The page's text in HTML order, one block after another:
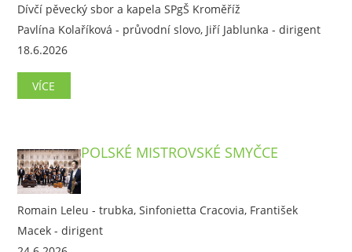
Dívčí pěvecký sbor a kapela SPgŠ Kroměříž
Pavlína Kolaříková - průvodní slovo, Jiří Jablunka - dirigent
18.6.2026
VÍCE
POLSKÉ MISTROVSKÉ SMYČCE
Romain Leleu - trubka, Sinfonietta Cracovia, František
Macek - dirigent